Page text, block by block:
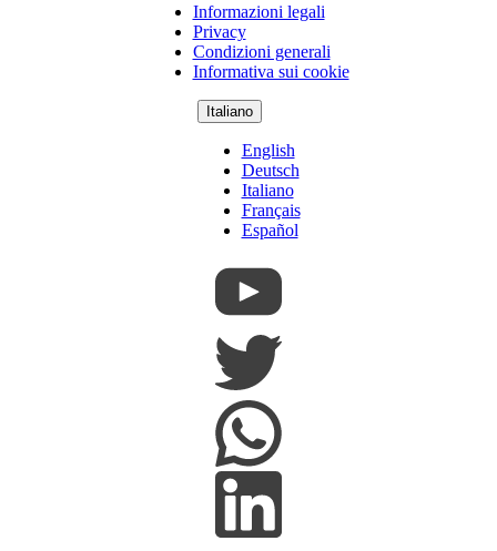
Copyright
Footer
Informazioni legali
Privacy
Condizioni generali
Informativa sui cookie
Italiano
English
Deutsch
Italiano
Français
Español